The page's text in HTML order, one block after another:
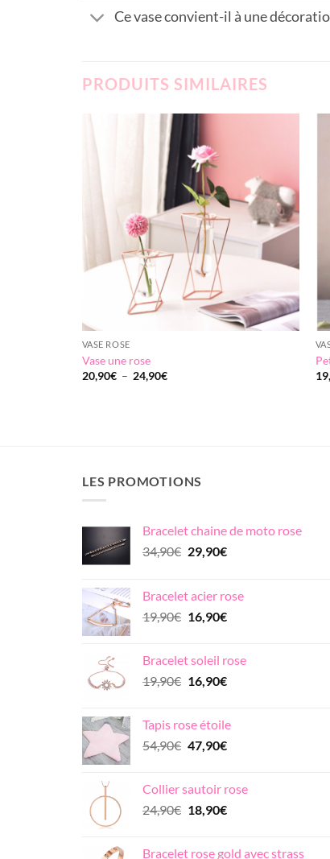
Ce vase convient-il à une
PRODUITS SIMILAIRES
VASE ROSE
Vase une rose
20,90€ – 24,90€Plage
LES PROMOTIONS
Bracelet chaine de moto rose
34,90€ Le
était :
34,90€.
29,90€Le
est :
29,90€.
Bracelet acier rose
19,90€ Le
était :
19,90€.
16,90€Le
est :
16,90€.
Bracelet soleil rose
19,90€ Le
était :
19,90€.
16,90€Le
est :
16,90€.
Tapis rose étoile
54,90€ Le
était :
54,90€.
47,90€Le
est :
47,90€.
Collier sautoir rose
24,90€ Le
18,90€Le
Bracelet rose gold avec strass